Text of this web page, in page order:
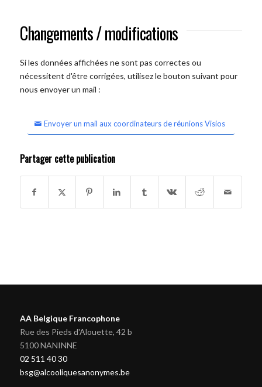
Changements / modifications
Si les données affichées ne sont pas correctes ou
nécessitent d'être corrigées, utilisez le bouton suivant pour
nous envoyer un mail :
Envoyer un mail aux coordinateurs de réunions Visios
Partager cette publication
AA Belgique Francophone
Rue des Pieds d'Alouette, 42 b
5100 NANINNE
02 511 40 30
bsg@alcooliquesanonymes.be